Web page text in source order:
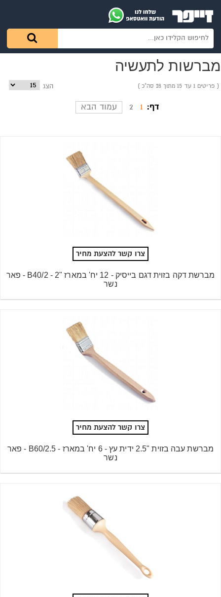
מברשות לתעשיה
פריטים 1 עד 15 מתוך 28 סה"כ הצג
דף: 1
2 עמוד הבא
צרו קשר להצעת מחיר
מברשת דקה בזוית דגם בייסיק - 12 יח' במארז "2 - B40/2 - פאר
נשר
צרו קשר להצעת מחיר
מברשת עבה בזוית "2.5 ידית עץ - 6 יח' במארז - B60/2.5 - פאר
נשר